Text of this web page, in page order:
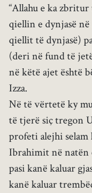
“Allahu e ka
qiellin e dynjasë
qiellit të dynjasë)
(deri në fund të
në këtë ajet është
Izza.
Në të vërtetë ky
të tjerë siç tregon
profeti alejhi selam
Ibrahimit në natën
pasi kanë kaluar
kanë kaluar